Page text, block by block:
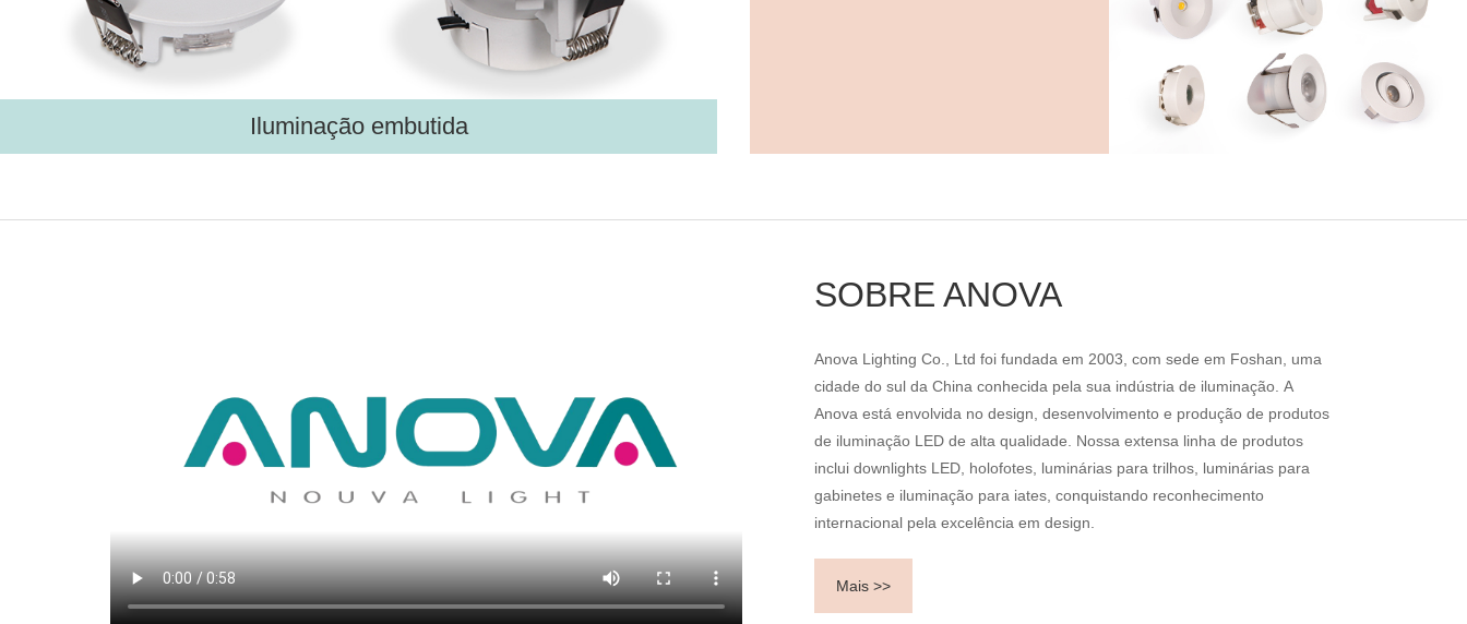
Iluminação embutida
SOBRE ANOVA
Anova Lighting Co., Ltd foi fundada em 2003, com sede em Foshan, uma
cidade do sul da China conhecida pela sua indústria de iluminação. A
Anova está envolvida no design, desenvolvimento e produção de produtos
de iluminação LED de alta qualidade. Nossa extensa linha de produtos
inclui downlights LED, holofotes, luminárias para trilhos, luminárias para
gabinetes e iluminação para iates, conquistando reconhecimento
internacional pela excelência em design.
Mais >>